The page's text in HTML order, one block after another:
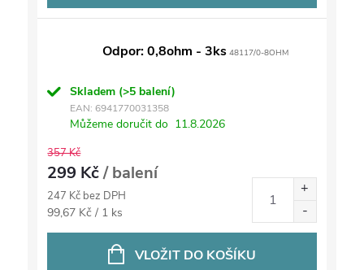
Odpor: 0,8ohm - 3ks 48117/0-8OHM
Skladem (>5 balení)
EAN: 6941770031358
Můžeme doručit do 11.8.2026
357 Kč
299 Kč/ balení
247 Kč bez DPH
Měrná
cena:
99,67 Kč / 1 ks
VLOŽIT DO KOŠÍKU